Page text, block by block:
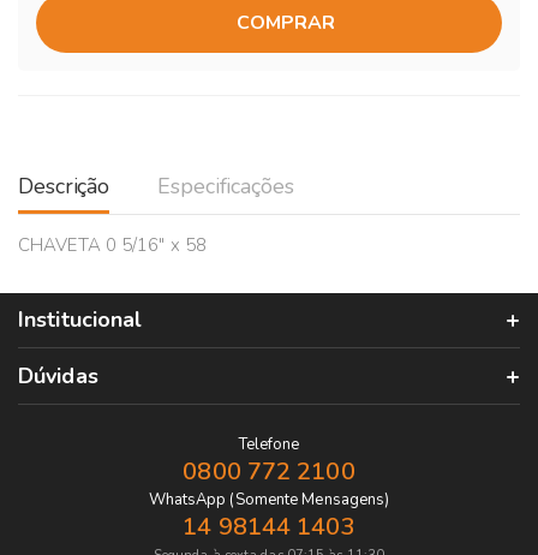
COMPRAR
Descrição Especificações
CHAVETA 0 5/16" x 58
Institucional
Dúvidas
Telefone
0800 772 2100
WhatsApp (Somente Mensagens)
14 98144 1403